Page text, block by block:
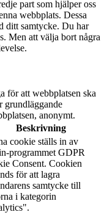
part som hjälper oss
webbplats. Dessa
ditt samtycke. Du har
Men att välja bort några
för att webbplatsen ska
grundläggande
anonymt.
Beskrivning
cookie ställs in av
programmet GDPR
Consent. Cookien
för att lagra
samtycke till
i kategorin